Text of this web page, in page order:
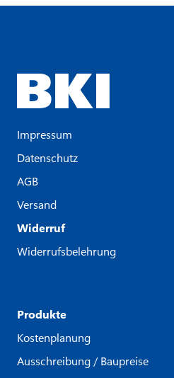
Impressum
Datenschutz
AGB
Versand
Widerruf
Widerrufsbelehrung
Produkte
Kostenplanung
Ausschreibung / Baupreise